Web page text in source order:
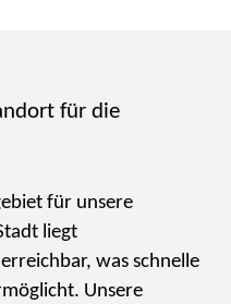
für die
für unsere
liegt
was schnelle
Unsere